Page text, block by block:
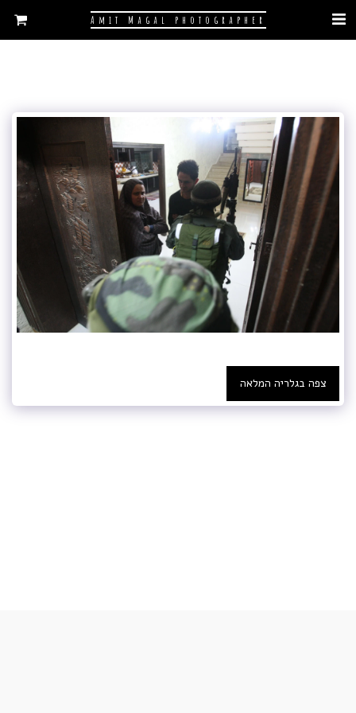
Amit Magal photographer
צפה בגלריה המלאה